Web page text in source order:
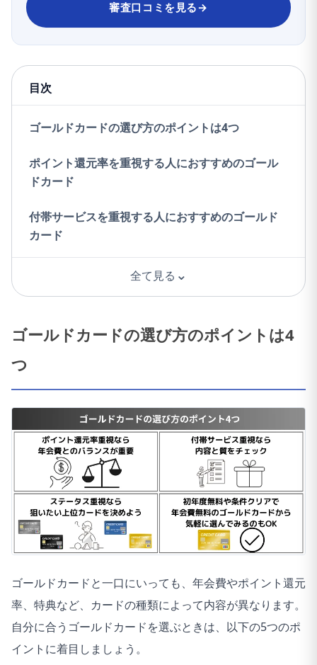
審査口コミを見る→
目次
ゴールドカードの選び方のポイントは4つ
ポイント還元率を重視する人におすすめのゴール
ドカード
付帯サービスを重視する人におすすめのゴールド
カード
全て見る ⌄
ゴールドカードの選び方のポイントは4
つ
ゴールドカードと一口にいっても、年会費やポイント還元
率、特典など、カードの種類によって内容が異なります。
自分に合うゴールドカードを選ぶときは、以下の5つのポ
イントに着目しましょう。